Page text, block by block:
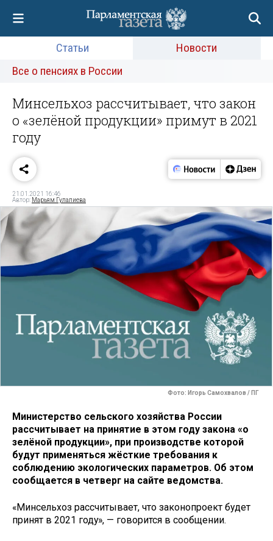
Статьи
Новости
Все о пенсиях в России
Минсельхоз рассчитывает, что закон
о «зелёной продукции» примут в 2021
году
21.01.2021 16:46
Автор: Марьям Гулалиева
Фото: Игорь Самохвалов / ПГ
Министерство сельского хозяйства России
рассчитывает на принятие в этом году закона «о
зелёной продукции», при производстве которой
будут применяться жёсткие требования к
соблюдению экологических параметров. Об этом
сообщается в четверг на сайте ведомства.
«Минсельхоз рассчитывает, что законопроект будет
принят в 2021 году», — говорится в сообщении.